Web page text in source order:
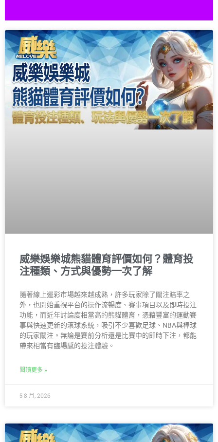
威樂娛
樂城
2026最新娛
樂城推薦
立
即
威樂娛樂城熊貓體育評價如何？體育投
注種類、方式與優勢一次了解
隨著線上運彩市場越來越成熟，許多玩家除了關注賠率之
外，也開始重視平台的操作流暢度、賽事項目以及即時投注
功能，而近年討論度相當高的熊貓體育，憑藉豐富的運動賽
事與快速更新的滾球系統，吸引不少喜歡足球、NBA與棒球
的玩家關注。無論是賽前分析還是比賽中的即時下注，都能
帶來相當有臨場感的投注體驗。
閱讀更多 »
5 8 月, 2026